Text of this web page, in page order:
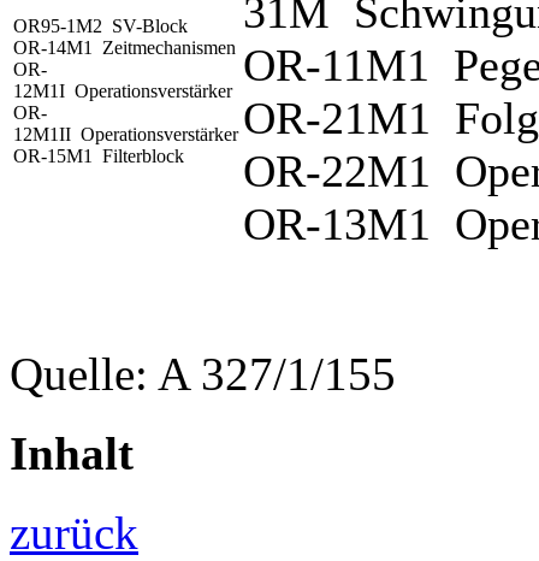
OR95-1M2 SV-Block
OR-14M1 Zeitmechanismen
OR-
12M1I Operationsverstärker
OR-
12M1II Operationsverstärker
OR-15M1 Filterblock
31M
OR-11M1
OR-21M1
OR-22M1
OR-13M1
Quelle: A 327/1/155
Inhalt
zurück